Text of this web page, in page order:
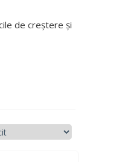
de creștere și